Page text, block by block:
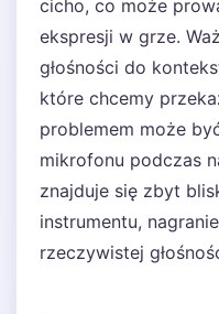
cicho, co może
ekspresji w grze.
głośności do
które chcemy
problemem może
mikrofonu podczas
znajduje się zbyt
instrumentu,
rzeczywistej